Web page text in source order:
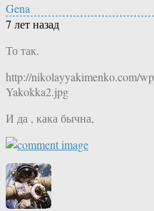
Gena
7 лет назад
То так.
http://nikolayyakimenko.com/
Yakokka2.jpg
И да , кака бычна,